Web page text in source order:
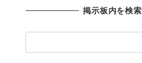
掲示板内を検索
索